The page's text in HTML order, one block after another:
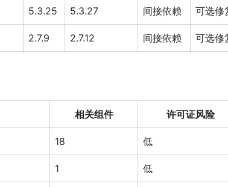
5.3.25 5.3.27 间接依赖 可选修
2.7.9 2.7.12 间接依赖 可选修
相关组件 许可证风险
18 低
1 低